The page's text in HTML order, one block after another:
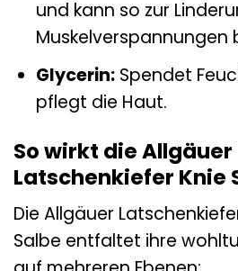
und kann so zur
Muskelverspannungen
Glycerin:Spendet
pflegt die Haut.
So wirkt die Allgäuer
Latschenkiefer Knie
Die Allgäuer
Salbe entfaltet ihre